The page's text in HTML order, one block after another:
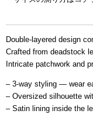
Double-layered design
Crafted from deadstock
Intricate patchwork and
– 3-way styling — wear
– Oversized silhouette
– Satin lining inside the